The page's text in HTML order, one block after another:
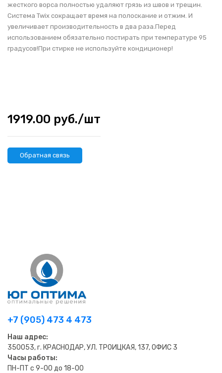
жесткого ворса полностью удаляют грязь из швов и трещин.
Система Twix сокращает время на полоскание и отжим. И
увеличивает производительность в два раза.Перед
использованием обязательно постирать при температуре 95
градусов!При стирке не используйте кондиционер!
1919.00 руб./шт
Обратная связь
+7 (905) 473 4 473
Наш адрес:
350053, г. КРАСНОДАР, УЛ. ТРОИЦКАЯ, 137, ОФИС 3
Часы работы:
ПН-ПТ с 9-00 до 18-00